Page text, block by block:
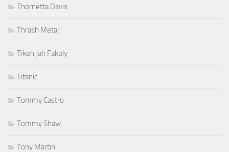
Thornetta Davis
Thrash Metal
Tiken Jah Fakoly
Titanic
Tommy Castro
Tommy Shaw
Tony Martin